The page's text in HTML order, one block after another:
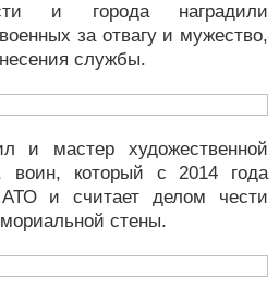
и города наградили
за отвагу и мужество,
службы.
и мастер художественной
воин, который с 2014 года
и считает делом чести
стены.